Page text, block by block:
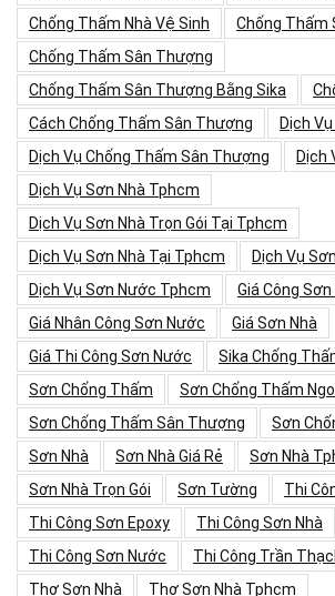
Chống Thấm Nhà Vệ Sinh
Chống Thấm
Chống Thấm Sân Thượng
Chống Thấm Sân Thượng Bằng Sika
Cách Chống Thấm Sân Thượng
Dịch
Dịch Vụ Chống Thấm Sân Thượng
Dịch
Dịch Vụ Sơn Nhà Tphcm
Dịch Vụ Sơn Nhà Trọn Gói Tại Tphcm
Dịch Vụ Sơn Nhà Tại Tphcm
Dịch Vụ
Dịch Vụ Sơn Nước Tphcm
Giá Công
Giá Nhân Công Sơn Nước
Giá Sơn Nhà
Giá Thi Công Sơn Nước
Sika Chống
Sơn Chống Thấm
Sơn Chống Thấm
Sơn Chống Thấm Sân Thượng
Sơn
Sơn Nhà
Sơn Nhà Giá Rẻ
Sơn Nhà
Sơn Nhà Trọn Gói
Sơn Tường
Thi
Thi Công Sơn Epoxy
Thi Công Sơn Nhà
Thi Công Sơn Nước
Thi Công Trần
Thợ Sơn Nhà
Thợ Sơn Nhà Tphcm